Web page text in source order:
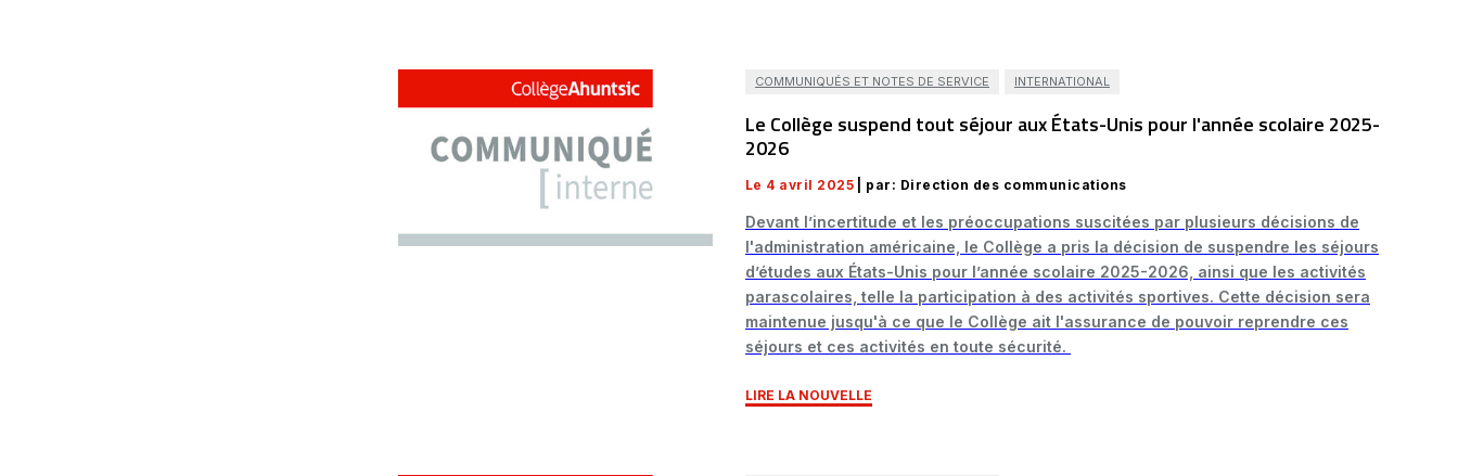
COMMUNIQUÉS ET NOTES DE SERVICE INTERNATIONAL
Le Collège suspend tout séjour aux États-Unis pour l'année scolaire 2025-
2026
Le 4 avril 2025 | par: Direction des communications
Devant l’incertitude et les préoccupations suscitées par plusieurs décisions de
l'administration américaine, le Collège a pris la décision de suspendre les séjours
d’études aux États-Unis pour l’année scolaire 2025-2026, ainsi que les activités
parascolaires, telle la participation à des activités sportives. Cette décision sera
maintenue jusqu'à ce que le Collège ait l'assurance de pouvoir reprendre ces
séjours et ces activités en toute sécurité.
LIRE LA NOUVELLE